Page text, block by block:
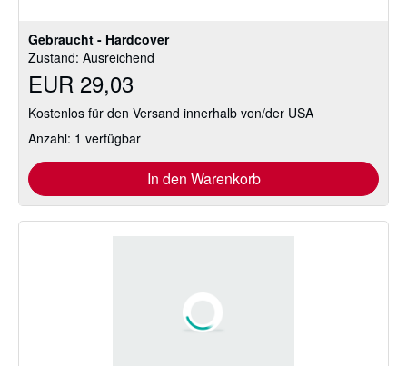
Gebraucht - Hardcover
Zustand: Ausreichend
EUR 29,03
Kostenlos für den Versand innerhalb von/der USA
Anzahl: 1 verfügbar
In den Warenkorb